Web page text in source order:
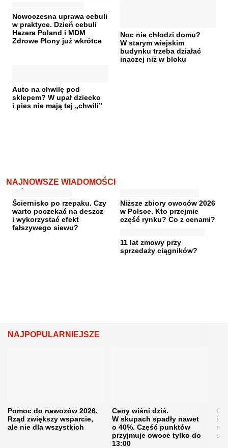
Nowoczesna uprawa cebuli
w praktyce. Dzień cebuli
Hazera Poland i MDM
Zdrowe Plony już wkrótce
Noc nie chłodzi domu?
W starym wiejskim
budynku trzeba działać
inaczej niż w bloku
Auto na chwilę pod
sklepem? W upał dziecko
i pies nie mają tej „chwili”
NAJNOWSZE WIADOMOŚCI
Ściernisko po rzepaku. Czy
warto poczekać na deszcz
i wykorzystać efekt
fałszywego siewu?
Niższe zbiory owoców 2026
w Polsce. Kto przejmie
część rynku? Co z cenami?
11 lat zmowy przy
sprzedaży ciągników?
NAJPOPULARNIEJSZE
Pomoc do nawozów 2026.
Rząd zwiększy wsparcie,
ale nie dla wszystkich
Ceny wiśni dziś.
W skupach spadły nawet
o 40%. Część punktów
przyjmuje owoce tylko do
13:00
i